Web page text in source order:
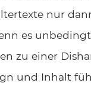
nur
es
zu einer
und Inhalt